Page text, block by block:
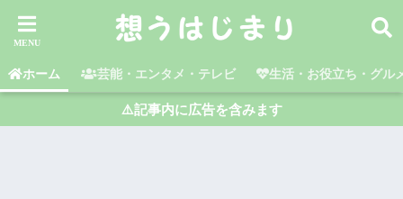
ホーム 芸能・エンタメ・テレビ 生活・お役立ち・グル
⚠️記事内に広告を含みます